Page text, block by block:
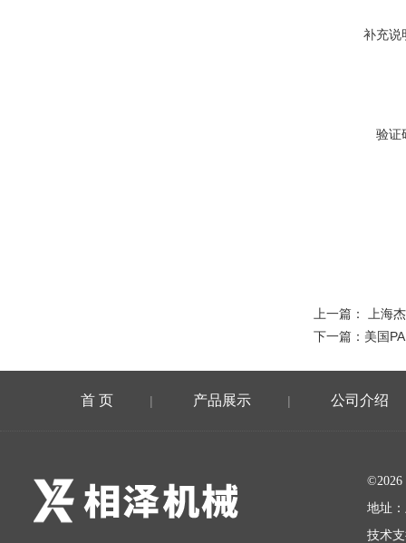
补充说
验证
上一篇：
上海
下一篇： 美国
首 页 | 产品展示 | 公司介绍
地址
技术